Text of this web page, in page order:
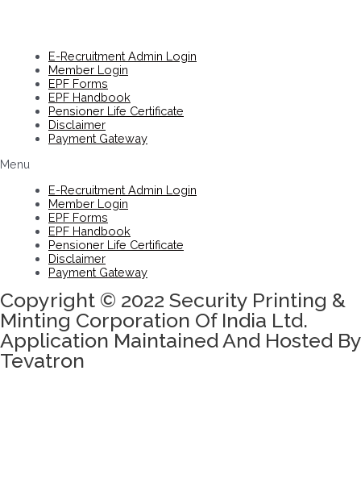
E-Recruitment Admin Login
Member Login
EPF Forms
EPF Handbook
Pensioner Life Certificate
Disclaimer
Payment Gateway
Menu
E-Recruitment Admin Login
Member Login
EPF Forms
EPF Handbook
Pensioner Life Certificate
Disclaimer
Payment Gateway
Copyright © 2022 Security Printing &
Minting Corporation Of India Ltd.
Application Maintained And Hosted By
Tevatron